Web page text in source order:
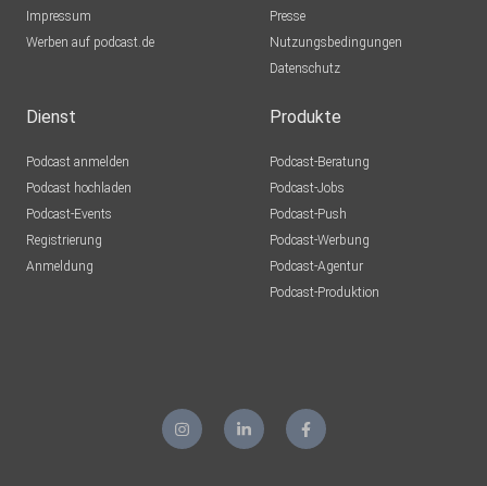
Impressum
Werben auf podcast.de
Presse
Nutzungsbedingungen
Datenschutz
Dienst
Podcast anmelden
Podcast hochladen
Podcast-Events
Registrierung
Anmeldung
Produkte
Podcast-Beratung
Podcast-Jobs
Podcast-Push
Podcast-Werbung
Podcast-Agentur
Podcast-Produktion